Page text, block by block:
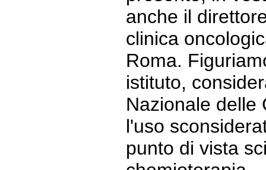
anche il
clinica
Roma.
istituto,
Nazionale delle
l'uso
punto di vista